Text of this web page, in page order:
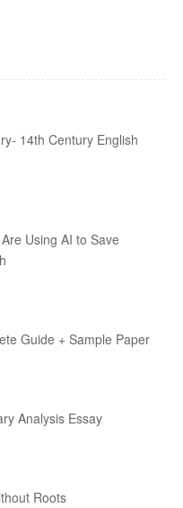
14th Century English
Using AI to Save
Guide + Sample Paper
Analysis Essay
Roots